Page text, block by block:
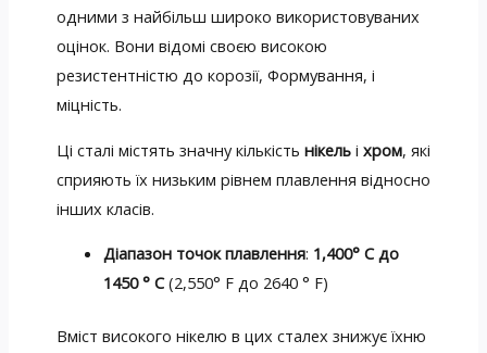
одними з найбільш широко використовуваних
оцінок. Вони відомі своєю високою
резистентністю до корозії, Формування, і
міцність.
Ці сталі містять значну кількість нікельі хром, які
сприяють їх низьким рівнем плавлення відносно
інших класів.
Діапазон точок плавлення: 1,400° С до
1450 ° C(2,550° F до 2640 ° F)
Вміст високого нікелю в цих сталех знижує їхню